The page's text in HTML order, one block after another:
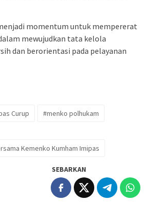
momentum untuk mempererat
mewujudkan tata kelola
dan berorientasi pada pelayanan
Curup
#menko polhukam
Kemenko Kumham Imipas
SEBARKAN